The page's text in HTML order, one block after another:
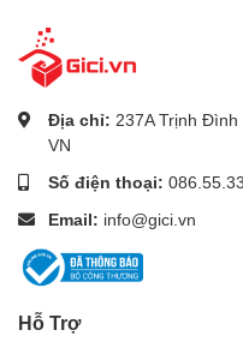
Địa chỉ: 237A Trịnh Đình
VN
Số điện thoại:
Email: info@gici.vn
Hỗ Trợ